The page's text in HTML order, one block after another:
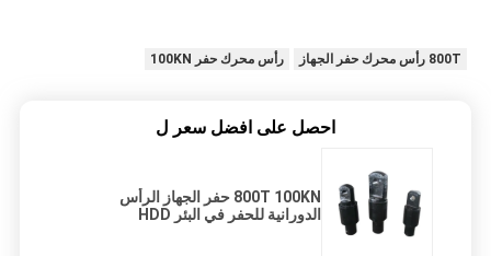
800T رأس محرك حفر الجهاز رأس محرك حفر 100KN
احصل على افضل سعر ل
800T 100KN حفر الجهاز الرأس
الدورانية للحفر في البئر HDD